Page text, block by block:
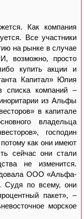
Как компания
Все участники
на рынке в случае
возможно, просто
купить акции и
Капитал» Юлия
списка компаний –
из Альфы
в капитале
владельца
господин
как они имеют
сейчас они стали
не изменится.
ООО «Альфа-
Судя по всему, они
пакет», –
морское